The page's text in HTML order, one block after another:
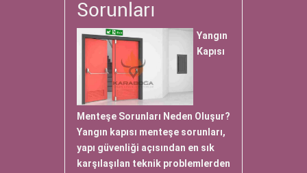
Sorunları
Yangın
Kapısı
Menteşe Sorunları Neden Oluşur?
Yangın kapısı menteşe sorunları,
yapı güvenliği açısından en sık
karşılaşılan teknik problemlerden